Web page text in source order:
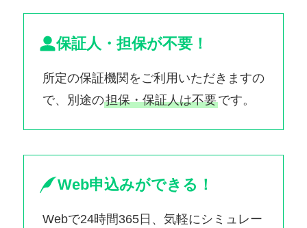
保証人・担保が不要！
所定の保証機関をご利用いただきますの
で、別途の担保・保証人は不要です。
Web申込みができる！
Webで24時間365日、気軽にシミュレー